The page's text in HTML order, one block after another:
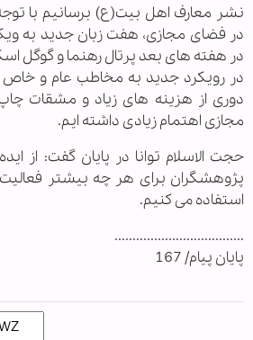
نشر معارف اهل بیت(ع) برسانیم با
در فضای مجازی، هفت زبان جدید به
در هفته های بعد پرتال رهنما و گوگل
در رویکرد جدید به مخاطب عام و خاص
دوری از هزینه های زیاد و مشقات
مجازی اهتمام زیادی داشته ایم.
حجت الاسلام توانا در پایان گفت: از
پژوهشگران برای هر چه بیشتر
استفاده می کنیم.
....................................
پایان پیام/ 167